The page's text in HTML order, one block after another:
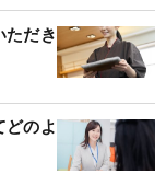
だき
のよ